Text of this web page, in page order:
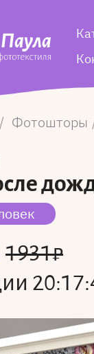
Фотошторы
1931₽